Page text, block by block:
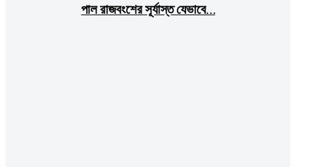
পাল রাজবংশের সূর্যাস্ত যেভাবে…